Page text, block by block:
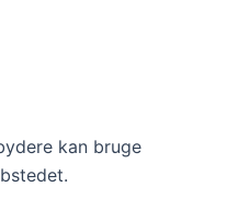
kan bruge